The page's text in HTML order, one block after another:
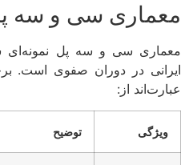
سی و سه پل
سی و سه پل نمونه‌ای
در دوران صفوی است. برخی
از:
توضیح